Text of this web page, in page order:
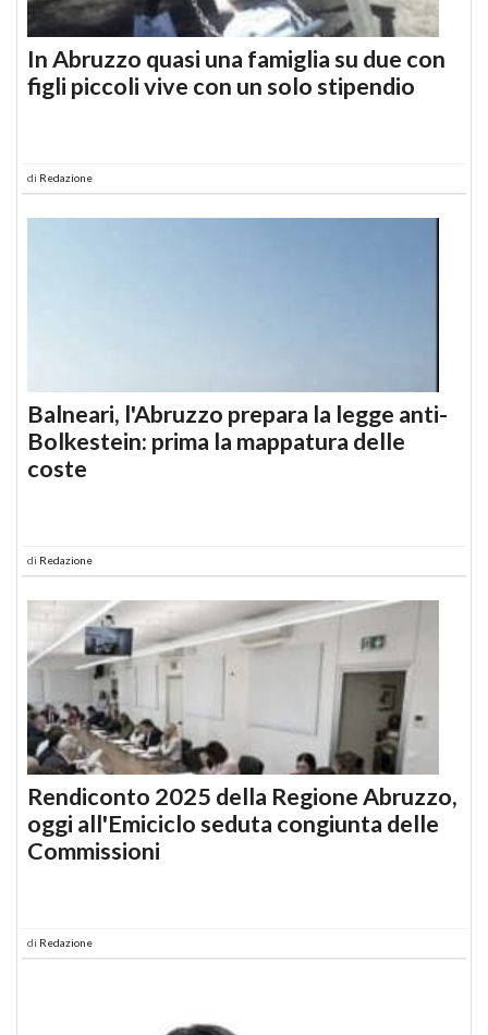
In Abruzzo quasi una famiglia su due con
figli piccoli vive con un solo stipendio
di Redazione
Balneari, l'Abruzzo prepara la legge anti-
Bolkestein: prima la mappatura delle
coste
di Redazione
Rendiconto 2025 della Regione Abruzzo,
oggi all'Emiciclo seduta congiunta delle
Commissioni
di Redazione